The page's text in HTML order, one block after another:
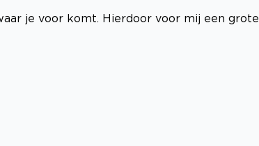
je voor komt. Hierdoor voor mij een grote